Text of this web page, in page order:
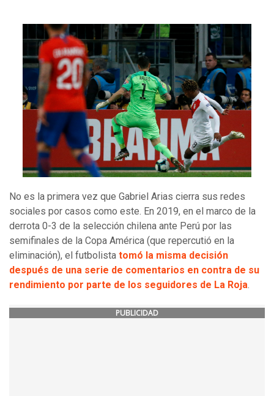
No es la primera vez que Gabriel Arias cierra sus redes
sociales por casos como este. En 2019, en el marco de la
derrota 0-3 de la selección chilena ante Perú por las
semifinales de la Copa América (que repercutió en la
eliminación), el futbolista tomó la misma decisión
después de una serie de comentarios en contra de su
rendimiento por parte de los seguidores de La Roja.
PUBLICIDAD